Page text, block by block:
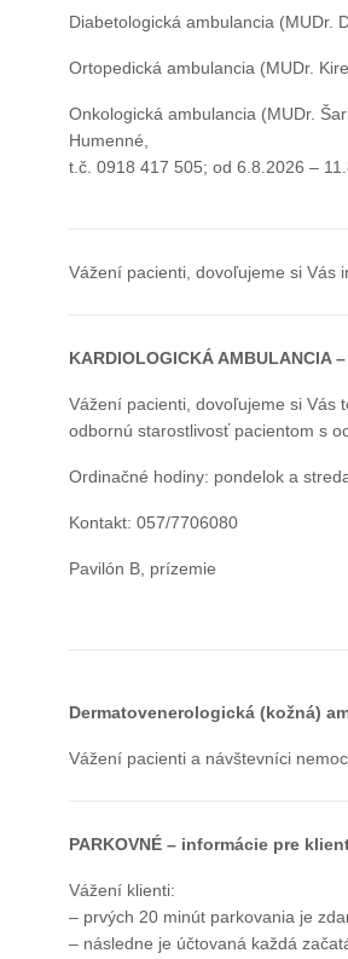
Diabetologická ambulancia (MUDr.
Ortopedická ambulancia (MUDr.
Onkologická ambulancia (MUDr.
Humenné,
t.č. 0918 417 505; od 6.8.2026 –
Vážení pacienti, dovoľujeme si Vás
KARDIOLOGICKÁ AMBULANCIA –
Vážení pacienti, dovoľujeme si Vás
odbornú starostlivosť pacientom s
Ordinačné hodiny: pondelok a
Kontakt: 057/7706080
Pavilón B, prízemie
Dermatovenerologická (kožná)
Vážení pacienti a návštevníci
PARKOVNÉ – informácie pre
Vážení klienti:
– prvých 20 minút parkovania je
– následne je účtovaná každá